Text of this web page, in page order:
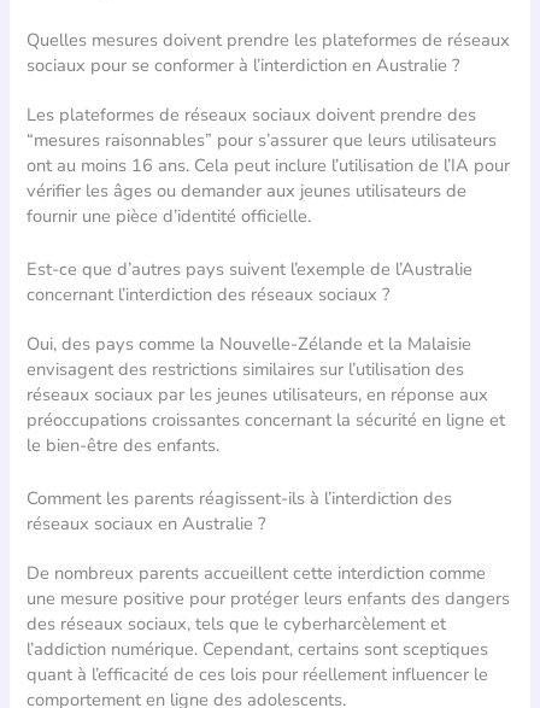
Quelles mesures doivent prendre les plateformes de réseaux
sociaux pour se conformer à l’interdiction en Australie ?
Les plateformes de réseaux sociaux doivent prendre des
“mesures raisonnables” pour s’assurer que leurs utilisateurs
ont au moins 16 ans. Cela peut inclure l’utilisation de l’IA pour
vérifier les âges ou demander aux jeunes utilisateurs de
fournir une pièce d’identité officielle.
Est-ce que d’autres pays suivent l’exemple de l’Australie
concernant l’interdiction des réseaux sociaux ?
Oui, des pays comme la Nouvelle-Zélande et la Malaisie
envisagent des restrictions similaires sur l’utilisation des
réseaux sociaux par les jeunes utilisateurs, en réponse aux
préoccupations croissantes concernant la sécurité en ligne et
le bien-être des enfants.
Comment les parents réagissent-ils à l’interdiction des
réseaux sociaux en Australie ?
De nombreux parents accueillent cette interdiction comme
une mesure positive pour protéger leurs enfants des dangers
des réseaux sociaux, tels que le cyberharcèlement et
l’addiction numérique. Cependant, certains sont sceptiques
quant à l’efficacité de ces lois pour réellement influencer le
comportement en ligne des adolescents.